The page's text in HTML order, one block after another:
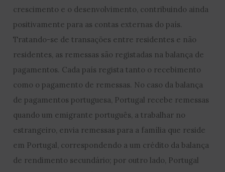
crescimento e o desenvolvimento, contribuindo ainda
positivamente para as contas externas do país.
Tratando-se de transações entre residentes e não
residentes, as remessas são registadas na balança de
pagamentos. Cada país regista tanto o recebimento
como o pagamento de remessas. No caso da balança
de pagamentos portuguesa, Portugal recebe remessas
quando um emigrante português, a trabalhar no
estrangeiro, envia remessas para a família que reside
em Portugal, correspondendo a um crédito da balança
de rendimento secundário; por outro lado, Portugal